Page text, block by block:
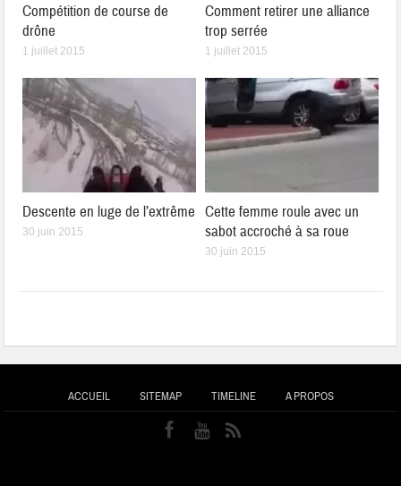
Compétition de course de
drône
1 juillet 2015
Comment retirer une alliance
trop serrée
1 juillet 2015
Descente en luge de l’extrême
30 juin 2015
Cette femme roule avec un
sabot accroché à sa roue
30 juin 2015
ACCUEIL SITEMAP TIMELINE A PROPOS